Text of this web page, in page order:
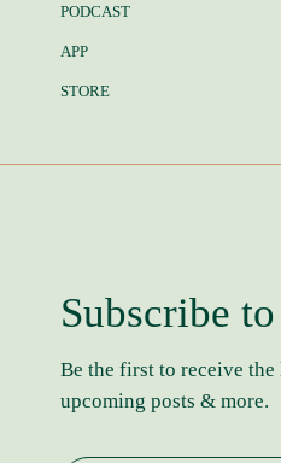
PODCAST
APP
STORE
Subscribe
Be the first to receive the
upcoming posts & more.